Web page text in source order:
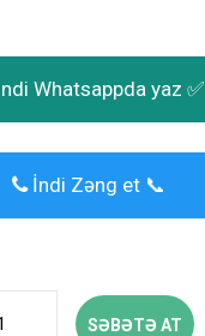
Whatsappda yaz ✅
İndi Zəng et 📞
SƏBƏTƏ AT